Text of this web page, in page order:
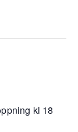
kl 18